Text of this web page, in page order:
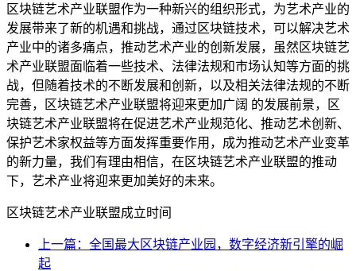
区块链艺术产业联盟作为一种新兴的组织形式，为艺术产业的
发展带来了新的机遇和挑战，通过区块链技术，可以解决艺术
产业中的诸多痛点，推动艺术产业的创新发展，虽然区块链艺
术产业联盟面临着一些技术、法律法规和市场认知等方面的挑
战，但随着技术的不断发展和创新，以及相关法律法规的不断
完善，区块链艺术产业联盟将迎来更加广阔 的发展前景，区
块链艺术产业联盟将在促进艺术产业规范化、推动艺术创新、
保护艺术家权益等方面发挥重要作用，成为推动艺术产业变革
的新力量，我们有理由相信，在区块链艺术产业联盟的推动
下，艺术产业将迎来更加美好的未来。
区块链艺术产业联盟成立时间
上一篇：全国最大区块链产业园，数字经济新引擎的崛
起